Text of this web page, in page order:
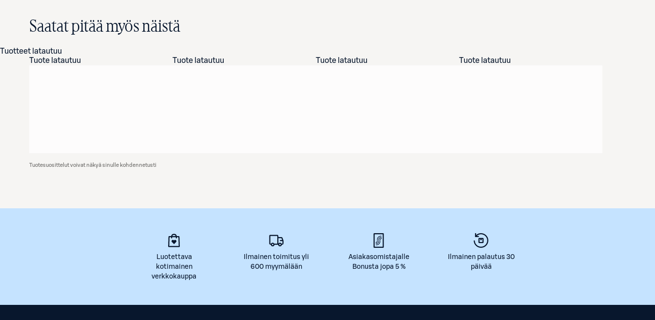
Saatat pitää myös näistä
Tuotteet latautuu
Tuote latautuu
Tuote latautuu Tuote latautuu Tuote latautuu
Tuotesuosittelut voivat näkyä sinulle kohdennetusti
Luotettava
kotimainen
verkkokauppa
Ilmainen toimitus yli
600 myymälään
Asiakasomistajalle
Bonusta jopa 5 %
Ilmainen palautus 30
päivää